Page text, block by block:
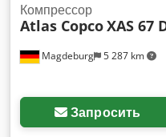
Magdeburg 5 287 km
Компрессор
Atlas CopcoXAS 67
Запросить